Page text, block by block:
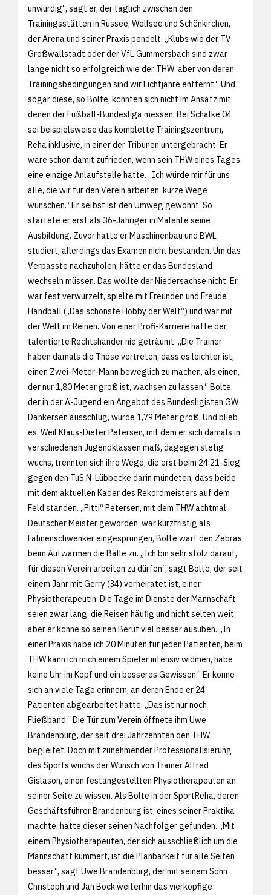
unwürdig“, sagt er, der täglich zwischen den
Trainingsstätten in Russee, Wellsee und Schönkirchen,
der Arena und seiner Praxis pendelt. „Klubs wie der TV
Großwallstadt oder der VfL Gummersbach sind zwar
lange nicht so erfolgreich wie der THW, aber von deren
Trainingsbedingungen sind wir Lichtjahre entfernt.“ Und
sogar diese, so Bolte, könnten sich nicht im Ansatz mit
denen der Fußball-Bundesliga messen. Bei Schalke 04
sei beispielsweise das komplette Trainingszentrum,
Reha inklusive, in einer der Tribünen untergebracht. Er
wäre schon damit zufrieden, wenn sein THW eines Tages
eine einzige Anlaufstelle hätte. „Ich würde mir für uns
alle, die wir für den Verein arbeiten, kurze Wege
wünschen.“ Er selbst ist den Umweg gewohnt. So
startete er erst als 36-Jähriger in Malente seine
Ausbildung. Zuvor hatte er Maschinenbau und BWL
studiert, allerdings das Examen nicht bestanden. Um das
Verpasste nachzuholen, hätte er das Bundesland
wechseln müssen. Das wollte der Niedersachse nicht. Er
war fest verwurzelt, spielte mit Freunden und Freude
Handball („Das schönste Hobby der Welt“) und war mit
der Welt im Reinen. Von einer Profi-Karriere hatte der
talentierte Rechtshänder nie geträumt. „Die Trainer
haben damals die These vertreten, dass es leichter ist,
einen Zwei-Meter-Mann beweglich zu machen, als einen,
der nur 1,80 Meter groß ist, wachsen zu lassen.“ Bolte,
der in der A-Jugend ein Angebot des Bundesligisten GW
Dankersen ausschlug, wurde 1,79 Meter groß. Und blieb
es. Weil Klaus-Dieter Petersen, mit dem er sich damals in
verschiedenen Jugendklassen maß, dagegen stetig
wuchs, trennten sich ihre Wege, die erst beim 24:21-Sieg
gegen den TuS N-Lübbecke darin mündeten, dass beide
mit dem aktuellen Kader des Rekordmeisters auf dem
Feld standen. „Pitti“ Petersen, mit dem THW achtmal
Deutscher Meister geworden, war kurzfristig als
Fahnenschwenker eingesprungen, Bolte warf den Zebras
beim Aufwärmen die Bälle zu. „Ich bin sehr stolz darauf,
für diesen Verein arbeiten zu dürfen“, sagt Bolte, der seit
einem Jahr mit Gerry (34) verheiratet ist, einer
Physiotherapeutin. Die Tage im Dienste der Mannschaft
seien zwar lang, die Reisen häufig und nicht selten weit,
aber er könne so seinen Beruf viel besser ausüben. „In
einer Praxis habe ich 20 Minuten für jeden Patienten, beim
THW kann ich mich einem Spieler intensiv widmen, habe
keine Uhr im Kopf und ein besseres Gewissen.“ Er könne
sich an viele Tage erinnern, an deren Ende er 24
Patienten abgearbeitet hatte. „Das ist nur noch
Fließband.“ Die Tür zum Verein öffnete ihm Uwe
Brandenburg, der seit drei Jahrzehnten den THW
begleitet. Doch mit zunehmender Professionalisierung
des Sports wuchs der Wunsch von Trainer Alfred
Gislason, einen festangestellten Physiotherapeuten an
seiner Seite zu wissen. Als Bolte in der SportReha, deren
Geschäftsführer Brandenburg ist, eines seiner Praktika
machte, hatte dieser seinen Nachfolger gefunden. „Mit
einem Physiotherapeuten, der sich ausschließlich um die
Mannschaft kümmert, ist die Planbarkeit für alle Seiten
besser“, sagt Uwe Brandenburg, der mit seinem Sohn
Christoph und Jan Bock weiterhin das vierköpfige